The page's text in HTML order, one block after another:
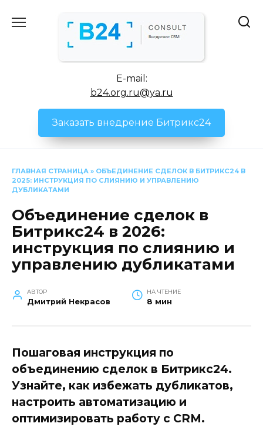
E-mail:
b24.org.ru@ya.ru
Заказать внедрение Битрикс24
ГЛАВНАЯ СТРАНИЦА » ОБЪЕДИНЕНИЕ СДЕЛОК В БИТРИКС24 В
2025: ИНСТРУКЦИЯ ПО СЛИЯНИЮ И УПРАВЛЕНИЮ
ДУБЛИКАТАМИ
Объединение сделок в
Битрикс24 в 2026:
инструкция по слиянию и
управлению дубликатами
АВТОР
Дмитрий Некрасов
НА ЧТЕНИЕ
8 мин
Пошаговая инструкция по
объединению сделок в Битрикс24.
Узнайте, как избежать дубликатов,
настроить автоматизацию и
оптимизировать работу с CRM.